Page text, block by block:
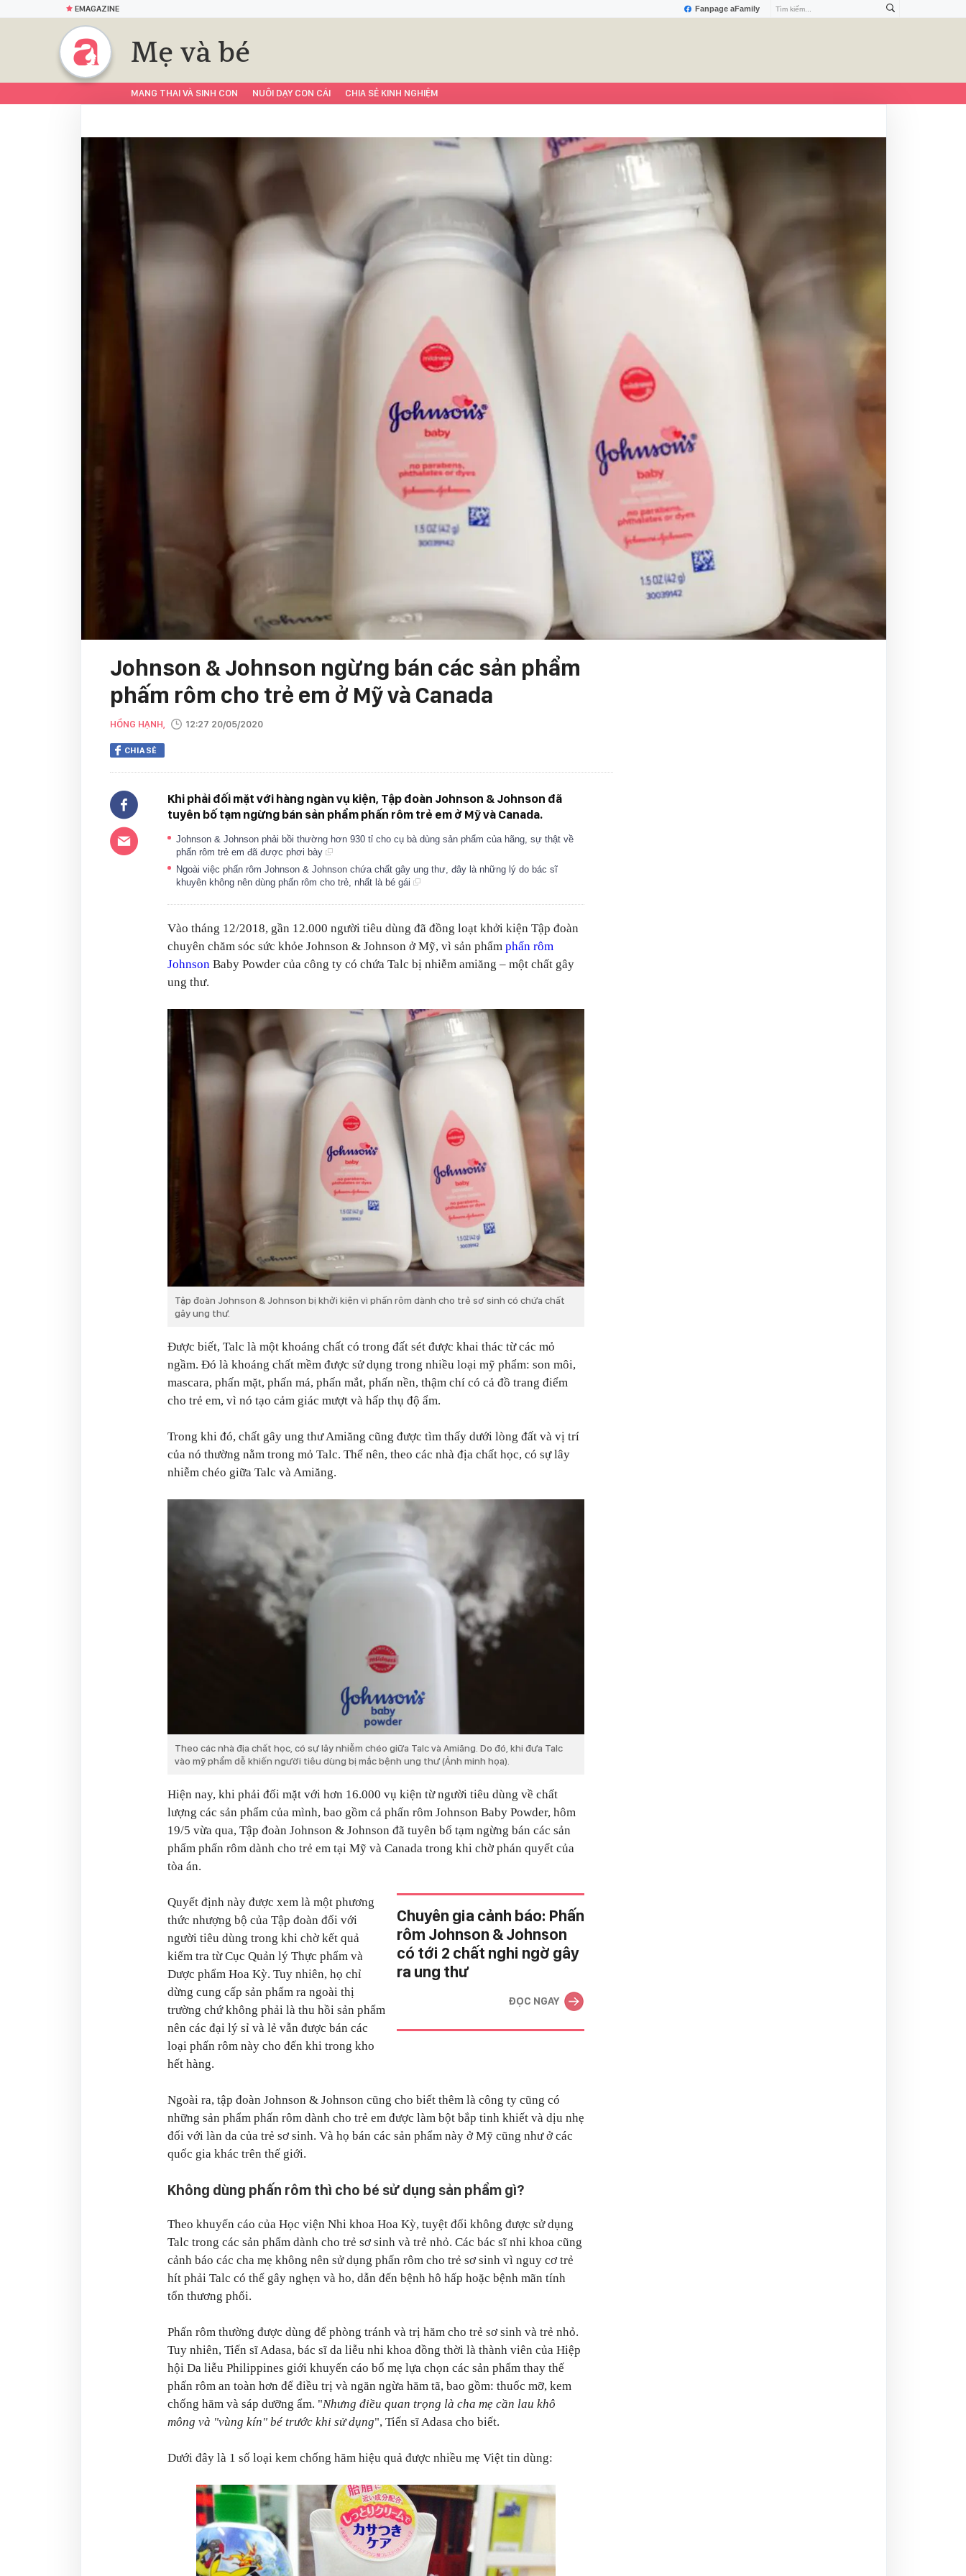
Fanpage aFamily
EMAGAZINE
Mẹ và bé
MANG THAI VÀ SINH CON NUÔI DẠY CON CÁI CHIA SẺ KINH NGHIỆM
Johnson & Johnson ngừng bán các sản phẩm
phấm rôm cho trẻ em ở Mỹ và Canada
HỒNG HẠNH, 12:27 20/05/2020
CHIA SẺ
Khi phải đối mặt với hàng ngàn vụ kiện, Tập đoàn Johnson & Johnson đã
tuyên bố tạm ngừng bán sản phẩm phấn rôm trẻ em ở Mỹ và Canada.
Johnson & Johnson phải bồi thường hơn 930 tỉ cho cụ bà dùng sản phẩm của hãng, sự thật về
phấn rôm trẻ em đã được phơi bày
Ngoài việc phấn rôm Johnson & Johnson chứa chất gây ung thư, đây là những lý do bác sĩ
khuyên không nên dùng phấn rôm cho trẻ, nhất là bé gái
Vào tháng 12/2018, gần 12.000 người tiêu dùng đã đồng loạt khởi kiện Tập đoàn
chuyên chăm sóc sức khỏe Johnson & Johnson ở Mỹ, vì sản phẩm phấn rôm
Johnson Baby Powder của công ty có chứa Talc bị nhiễm amiăng – một chất gây
ung thư.
Tập đoàn Johnson & Johnson bị khởi kiện vì phấn rôm dành cho trẻ sơ sinh có chứa chất
gây ung thư.
Được biết, Talc là một khoáng chất có trong đất sét được khai thác từ các mỏ
ngầm. Đó là khoáng chất mềm được sử dụng trong nhiều loại mỹ phẩm: son môi,
mascara, phấn mặt, phấn má, phấn mắt, phấn nền, thậm chí có cả đồ trang điểm
cho trẻ em, vì nó tạo cảm giác mượt và hấp thụ độ ẩm.
Trong khi đó, chất gây ung thư Amiăng cũng được tìm thấy dưới lòng đất và vị trí
của nó thường nằm trong mỏ Talc. Thế nên, theo các nhà địa chất học, có sự lây
nhiễm chéo giữa Talc và Amiăng.
Theo các nhà địa chất học, có sự lây nhiễm chéo giữa Talc và Amiăng. Do đó, khi đưa Talc
vào mỹ phẩm dễ khiến người tiêu dùng bị mắc bệnh ung thư (Ảnh minh họa).
Hiện nay, khi phải đối mặt với hơn 16.000 vụ kiện từ người tiêu dùng về chất
lượng các sản phẩm của mình, bao gồm cả phấn rôm Johnson Baby Powder, hôm
19/5 vừa qua, Tập đoàn Johnson & Johnson đã tuyên bố tạm ngừng bán các sản
phẩm phấn rôm dành cho trẻ em tại Mỹ và Canada trong khi chờ phán quyết của
tòa án.
Chuyên gia cảnh báo: Phấn
rôm Johnson & Johnson
có tới 2 chất nghi ngờ gây
ra ung thư
ĐỌC NGAY
Quyết định này được xem là một phương
thức nhượng bộ của Tập đoàn đối với
người tiêu dùng trong khi chờ kết quả
kiểm tra từ Cục Quản lý Thực phẩm và
Dược phẩm Hoa Kỳ. Tuy nhiên, họ chỉ
dừng cung cấp sản phẩm ra ngoài thị
trường chứ không phải là thu hồi sản phẩm
nên các đại lý sỉ và lẻ vẫn được bán các
loại phấn rôm này cho đến khi trong kho
hết hàng.
Ngoài ra, tập đoàn Johnson & Johnson cũng cho biết thêm là công ty cũng có
những sản phẩm phấn rôm dành cho trẻ em được làm bột bắp tinh khiết và dịu nhẹ
đối với làn da của trẻ sơ sinh. Và họ bán các sản phẩm này ở Mỹ cũng như ở các
quốc gia khác trên thế giới.
Không dùng phấn rôm thì cho bé sử dụng sản phẩm gì?
Theo khuyến cáo của Học viện Nhi khoa Hoa Kỳ, tuyệt đối không được sử dụng
Talc trong các sản phẩm dành cho trẻ sơ sinh và trẻ nhỏ. Các bác sĩ nhi khoa cũng
cảnh báo các cha mẹ không nên sử dụng phấn rôm cho trẻ sơ sinh vì nguy cơ trẻ
hít phải Talc có thể gây nghẹn và ho, dẫn đến bệnh hô hấp hoặc bệnh mãn tính
tổn thương phổi.
Phấn rôm thường được dùng để phòng tránh và trị hăm cho trẻ sơ sinh và trẻ nhỏ.
Tuy nhiên, Tiến sĩ Adasa, bác sĩ da liễu nhi khoa đồng thời là thành viên của Hiệp
hội Da liễu Philippines giới khuyến cáo bố mẹ lựa chọn các sản phẩm thay thế
phấn rôm an toàn hơn để điều trị và ngăn ngừa hăm tã, bao gồm: thuốc mỡ, kem
chống hăm và sáp dưỡng ẩm. "Nhưng điều quan trọng là cha mẹ cần lau khô
mông và "vùng kín" bé trước khi sử dụng", Tiến sĩ Adasa cho biết.
Dưới đây là 1 số loại kem chống hăm hiệu quả được nhiều mẹ Việt tin dùng: